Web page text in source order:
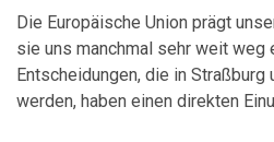
Die Europäische Union prägt
sie uns manchmal sehr weit weg
Entscheidungen, die in
werden, haben einen direkten